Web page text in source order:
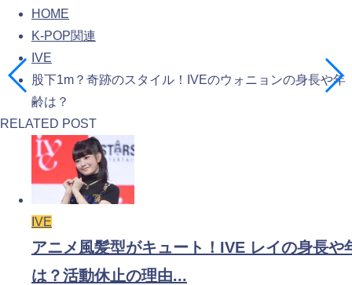
HOME
K-POP関連
IVE
股下1m？奇跡のスタイル！IVEのウォニョンの身長や年
齢は？
RELATED POST
IVE
アニメ風髪型がキュート！IVE レイの身長や
は？活動休止の理由...